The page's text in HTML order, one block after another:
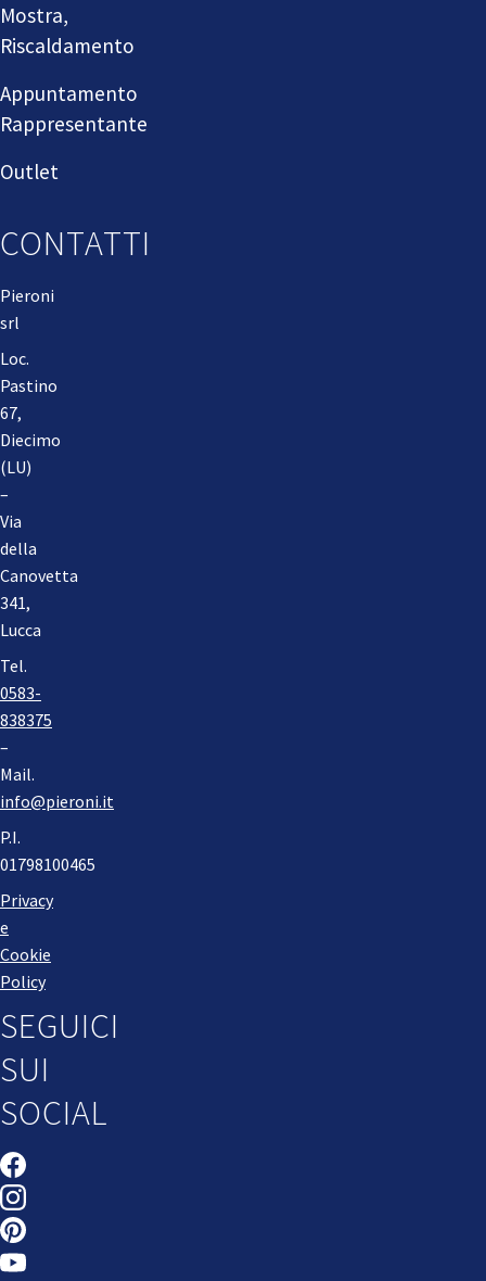
Mostra,
Riscaldamento
Appuntamento
Rappresentante
Outlet
CONTATTI
Pieroni
srl
Loc.
Pastino
67,
Diecimo
(LU)
–
Via
della
Canovetta
341,
Lucca
Tel.
0583-
838375
–
Mail.
info@pieroni.it
P.I.
01798100465
Privacy
e
Cookie
Policy
SEGUICI
SUI
SOCIAL